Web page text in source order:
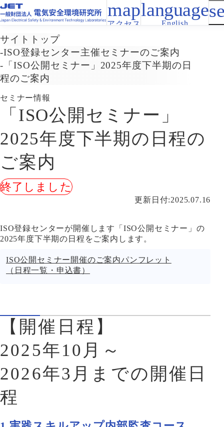
アクセス English
サイトトップ
ISO登録センター主催セミナーのご案内
「ISO公開セミナー」2025年度下半期の日
程のご案内
セミナー情報
「ISO公開セミナー」
2025年度下半期の日程の
ご案内
更新日付:2025.07.16
ISO登録センターが開催します「ISO公開セミナー」の
2025年度下半期の日程をご案内します。
ISO公開セミナー開催のご案内パンフレット
（日程一覧・申込書）
【開催日程】
2025年10月～
2026年3月までの開催日
程